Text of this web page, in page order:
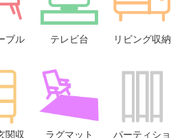
ブル テレビ台 リビング収納
関収 ラグマット パーティショ